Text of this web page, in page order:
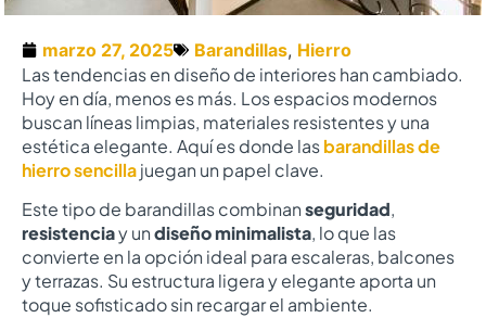
marzo 27, 2025 Barandillas, Hierro
Las tendencias en diseño de interiores han cambiado.
Hoy en día, menos es más. Los espacios modernos
buscan líneas limpias, materiales resistentes y una
estética elegante. Aquí es donde lasbarandillas de
hierro sencillajuegan un papel clave.
Este tipo de barandillas combinanseguridad,
resistenciay undiseño minimalista, lo que las
convierte en la opción ideal para escaleras, balcones
y terrazas. Su estructura ligera y elegante aporta un
toque sofisticado sin recargar el ambiente.